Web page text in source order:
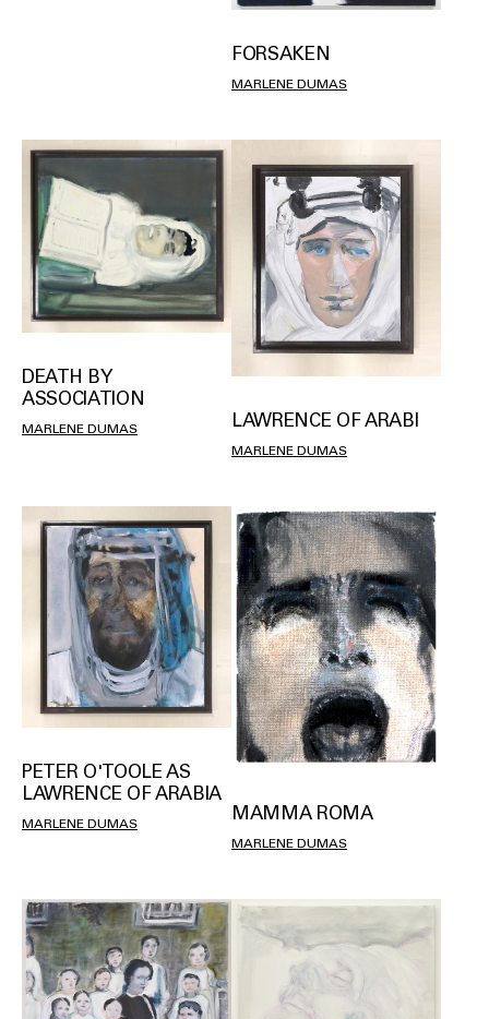
FORSAKEN
MARLENE DUMAS
DEATH BY
ASSOCIATION
MARLENE DUMAS LAWRENCE OF ARABI
MARLENE DUMAS
PETER O'TOOLE AS
LAWRENCE OF ARABIA
MARLENE DUMAS
MAMMA ROMA
MARLENE DUMAS